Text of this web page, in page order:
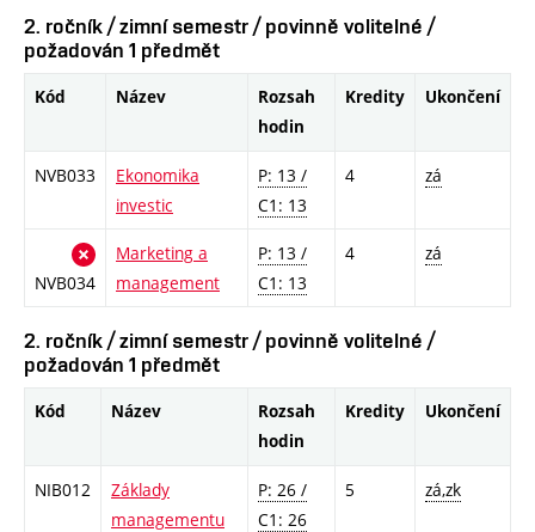
2. ročník / zimní semestr / povinně volitelné /
požadován 1 předmět
Kód Název
Rozsah
hodin
Kredity Ukončení
NVB033
Ekonomika
investic
P: 13 /
C1: 13
4 zá
NVB034
Marketing a
management
P: 13 /
C1: 13
4 zá
2. ročník / zimní semestr / povinně volitelné /
požadován 1 předmět
Kód Název
Rozsah
hodin
Kredity Ukončení
NIB012
Základy
managementu
P: 26 /
C1: 26
5 zá,zk